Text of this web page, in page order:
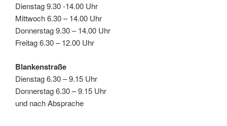
Dienstag 9.30 -14.00 Uhr
Mittwoch 6.30 – 14.00 Uhr
Donnerstag 9.30 – 14.00 Uhr
Freitag 6.30 – 12.00 Uhr
Blankenstraße
Dienstag 6.30 – 9.15 Uhr
Donnerstag 6.30 – 9.15 Uhr
und nach Absprache